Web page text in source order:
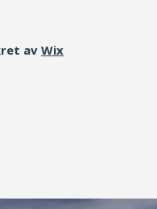
av Wix